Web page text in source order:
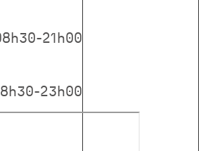
21h00
23h00